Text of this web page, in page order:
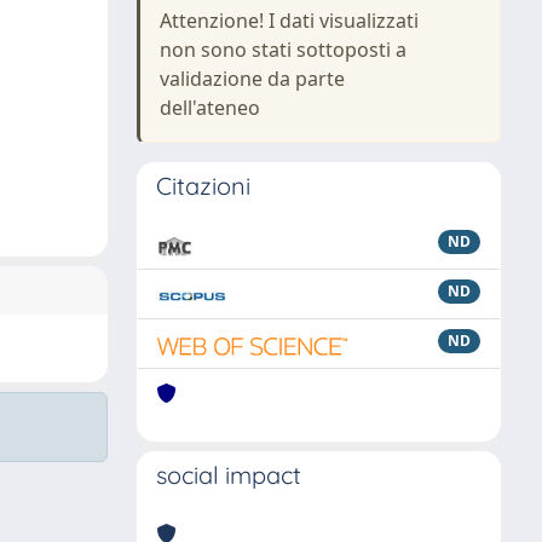
Attenzione! I dati visualizzati
non sono stati sottoposti a
validazione da parte
dell'ateneo
Citazioni
ND
ND
ND
social impact